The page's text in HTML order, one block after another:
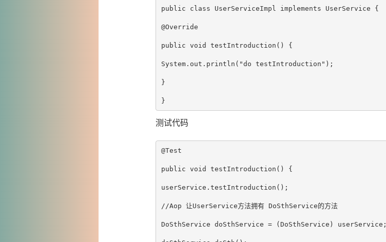
public class UserServiceImpl implements UserService {
@Override
public void testIntroduction() {
System.out.println("do testIntroduction");
}
测试代码
@Test
public void testIntroduction() {
userService.testIntroduction();
//Aop 让UserService方法拥有 DoSthService的方法
DoSthService doSthService = (DoSthService) userService;